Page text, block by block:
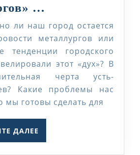
…
Каменогорск
–
город
казахстанских
металлургов»
…
ли наш город остается
металлургов или
тенденции городского
этот «дух»? В
черта усть-
Какие проблемы нас
мы готовы сделать для
ДАЛЕЕ